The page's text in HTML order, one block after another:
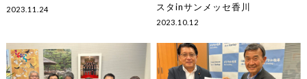
2023.11.24
スタinサンメッセ香川
2023.10.12